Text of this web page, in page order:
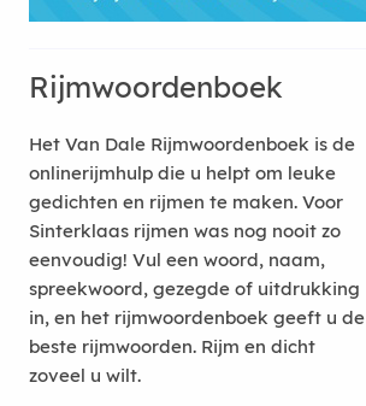
Rijmwoordenboek
Het Van Dale Rijmwoordenboek is de
onlinerijmhulp die u helpt om leuke
gedichten en rijmen te maken. Voor
Sinterklaas rijmen was nog nooit zo
eenvoudig! Vul een woord, naam,
spreekwoord, gezegde of uitdrukking
in, en het rijmwoordenboek geeft u de
beste rijmwoorden. Rijm en dicht
zoveel u wilt.